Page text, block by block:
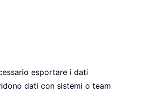
esportare i dati
dati con sistemi o team